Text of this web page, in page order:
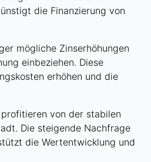
die Finanzierung von
mögliche Zinserhöhungen
einbeziehen. Diese
erhöhen und die
von der stabilen
Die steigende Nachfrage
die Wertentwicklung und